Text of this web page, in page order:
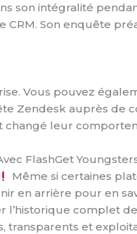
son intégralité
Son enquête
Vous pouvez
Zendesk auprès de
leur
FlashGet
Même si certaines
en arrière pour en
l’historique complet
transparents et